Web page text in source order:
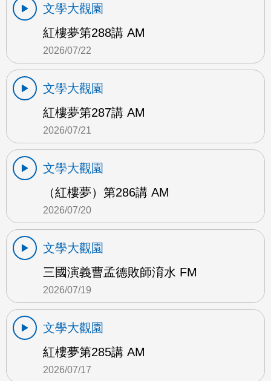
文學大觀園
紅樓夢第288講 AM
2026/07/22
文學大觀園
紅樓夢第287講 AM
2026/07/21
文學大觀園
（紅樓夢）第286講 AM
2026/07/20
文學大觀園
三國演義曹孟德敗師淯水 FM
2026/07/19
文學大觀園
紅樓夢第285講 AM
2026/07/17